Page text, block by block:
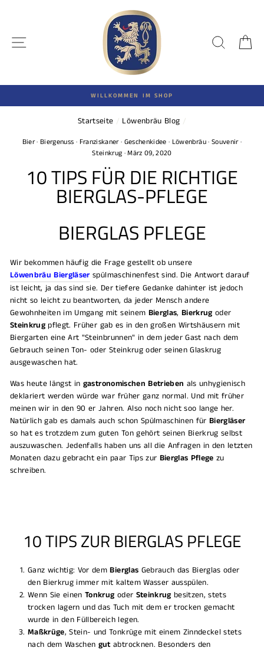
SEITENNAVIGATION SUCHE
WILLKOMMEN IM SHOP
Startseite / Löwenbräu Blog /
Bier·Biergenuss · Franziskaner· Geschenkidee · Löwenbräu· Souvenir·
Steinkrug ·März 09, 2020
10 TIPS FÜR DIE RICHTIGE
BIERGLAS-PFLEGE
BIERGLAS PFLEGE
Wir bekommen häufig die Frage gestellt ob unsere
Löwenbräu Biergläser spülmaschinenfest sind. Die Antwort darauf
ist leicht, ja das sind sie. Der tiefere Gedanke dahinter ist jedoch
nicht so leicht zu beantworten, da jeder Mensch andere
Gewohnheiten im Umgang mit seinem Bierglas, Bierkrug oder
Steinkrug pflegt. Früher gab es in den großen Wirtshäusern mit
Biergarten eine Art "Steinbrunnen" in dem jeder Gast nach dem
Gebrauch seinen Ton- oder Steinkrug oder seinen Glaskrug
ausgewaschen hat.
Was heute längst in gastronomischen Betrieben als unhygienisch
deklariert werden würde war früher ganz normal. Und mit früher
meinen wir in den 90 er Jahren. Also noch nicht soo lange her.
Natürlich gab es damals auch schon Spülmaschinen fürBiergläser
so hat es trotzdem zum guten Ton gehört seinen Bierkrug selbst
auszuwaschen. Jedenfalls haben uns all die Anfragen in den letzten
Monaten dazu gebracht ein paar Tips zur Bierglas Pflege zu
schreiben.
10 TIPS ZUR BIERGLAS PFLEGE
Ganz wichtig: Vor demBierglas Gebrauch das Bierglas oder
den Bierkrug immer mit kaltem Wasser ausspülen.
Wenn Sie einenTonkrug oder Steinkrug besitzen, stets
trocken lagern und das Tuch mit dem er trocken gemacht
wurde in den Füllbereich legen.
Maßkrüge, Stein- und Tonkrüge mit einem Zinndeckel stets
nach dem Waschen gutabtrocknen. Besonders den